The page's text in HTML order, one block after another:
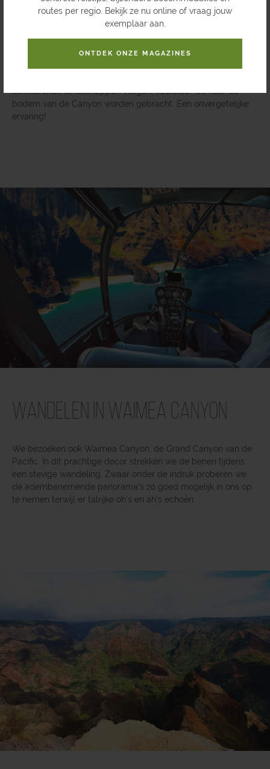
routes per regio. Bekijk ze nu online of vraag jouw
exemplaar aan.
ONTDEK ONZE MAGAZINES
Kauai
Opnieuw willen we de schoonheid van Kauai vanuit zoveel
schitterende landschappen vliegen, vooraleer we naar de
bodem van de Canyon worden gebracht. Een onvergetelijke
ervaring!
Wandelen in Waimea Canyon
We bezoeken ook Waimea Canyon, de Grand Canyon van de
Pacific. In dit prachtige decor strekken we de benen tijdens
een stevige wandeling. Zwaar onder de indruk proberen we
de adembenemende panorama’s zo goed mogelijk in ons op
te nemen terwijl er talrijke oh’s en ah’s echoën.